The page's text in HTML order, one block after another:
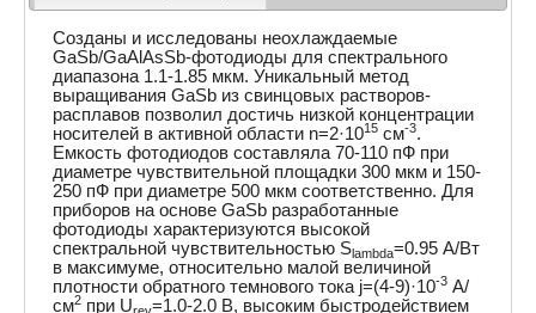
Созданы и исследованы неохлаждаемые
GaSb/GaAlAsSb-фотодиоды для спектрального
диапазона 1.1-1.85 мкм. Уникальный метод
выращивания GaSb из свинцовых растворов-
расплавов позволил достичь низкой концентрации
носителей в активной области n=2·1015 см-3.
Емкость фотодиодов составляла 70-110 пФ при
диаметре чувствительной площадки 300 мкм и 150-
250 пФ при диаметре 500 мкм соответственно. Для
приборов на основе GaSb разработанные
фотодиоды характеризуются высокой
спектральной чувствительностью Slambda=0.95 А/Вт
в максимуме, относительно малой величиной
плотности обратного темнового тока j=(4-9)·10-3 А/
см2 при Urev=1.0-2.0 В, высоким быстродействием